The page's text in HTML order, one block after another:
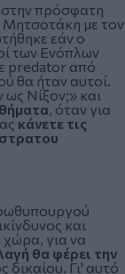
πρόσφατη
με τον
εάν ο
των Ενόπλων
predator από
θα ήταν αυτοί.
ως Νίξον;» και
, όταν για
κάνετε τις
και
χώρα, για να
θα φέρει την
δικαίου. Γι' αυτό